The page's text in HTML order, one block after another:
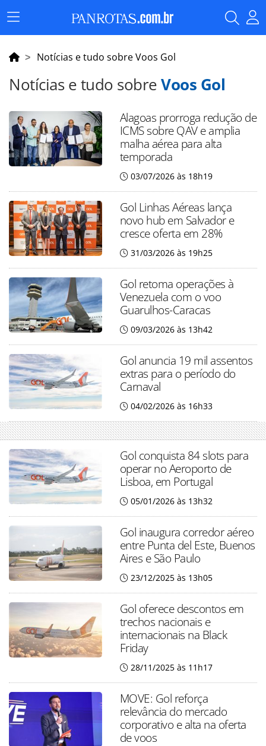
Menu
Principal
Notícias e tudo sobre Voos Gol
Notícias e tudo sobreVoos Gol
Alagoas prorroga redução de
ICMS sobre QAV e amplia
malha aérea para alta
temporada
03/07/2026 às 18h19
Gol Linhas Aéreas lança
novo hub em Salvador e
cresce oferta em 28%
31/03/2026 às 19h25
Gol retoma operações à
Venezuela com o voo
Guarulhos-Caracas
09/03/2026 às 13h42
Gol anuncia 19 mil assentos
extras para o período do
Carnaval
04/02/2026 às 16h33
Gol conquista 84 slots para
operar no Aeroporto de
Lisboa, em Portugal
05/01/2026 às 13h32
Gol inaugura corredor aéreo
entre Punta del Este, Buenos
Aires e São Paulo
23/12/2025 às 13h05
Gol oferece descontos em
trechos nacionais e
internacionais na Black
Friday
28/11/2025 às 11h17
MOVE: Gol reforça
relevância do mercado
corporativo e alta na oferta
de voos